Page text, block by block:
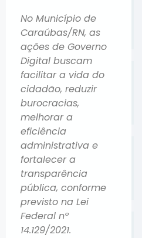
No Município de
Caraúbas/RN, as
ações de Governo
Digital buscam
facilitar a vida do
cidadão, reduzir
burocracias,
melhorar a
eficiência
administrativa e
fortalecer a
transparência
pública, conforme
previsto na Lei
Federal nº
14.129/2021.